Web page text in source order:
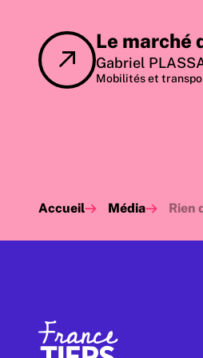
Le marché
Gabriel
Mobilités et
Accueil Média Rien